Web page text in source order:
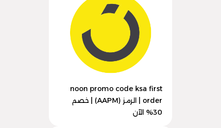
noon promo code ksa first
order | الرمز (AAPM) | خصم
30% الآن